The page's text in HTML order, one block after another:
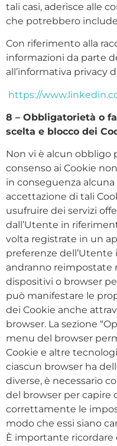
tali casi, aderisce alle
che potrebbero
Con riferimento alla
informazioni da parte
all’informativa privacy
https://
8 – Obbligatorietà o
scelta e blocco dei
Non vi è alcun obbligo
consenso ai Cookie
in conseguenza
accettazione di tali
usufruire dei servizi
dall’Utente in
volta registrate in un
preferenze
andranno reimpostate
dispositivi o browser
può manifestare le
dei Cookie anche
browser. La sezione
menu del browser
Cookie e altre
ciascun browser ha
diverse, è necessario
del browser per capire
correttamente le
modo che essi siano
È importante ricordare